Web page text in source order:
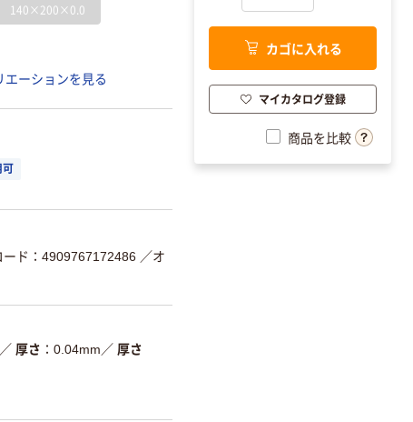
140×200×0.0
エーションを見る
可
ード：4909767172486 ／オ
／ 厚さ 0.04mm ／ 厚さ
カゴに入れる
マイカタログ登録
商品を比較